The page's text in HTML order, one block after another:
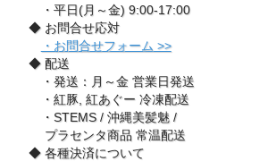
・平日(月～金) 9:00-17:00
◆ お問合せ応対
・お問合せフォーム >>
◆ 配送
・発送：月～金 営業日発送
・紅豚, 紅あぐー 冷凍配送
・STEMS / 沖縄美髪魅 /
プラセンタ商品 常温配送
◆ 各種決済について